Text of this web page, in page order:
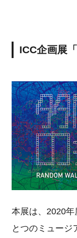
ICC企画展
本展は、2020
とつのミュージ